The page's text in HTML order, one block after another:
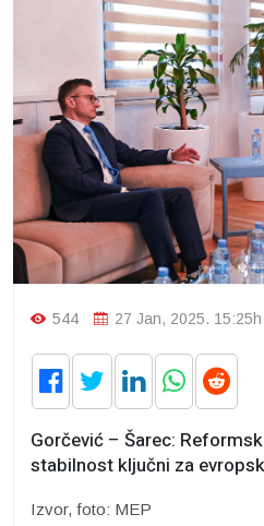
544 27 Jan, 2025. 15:25h
Gorčević – Šarec:
stabilnost ključni za
Izvor, foto: MEP